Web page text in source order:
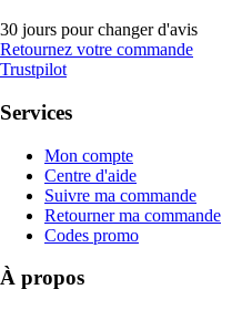
30 jours pour changer d'avis
Retournez votre commande
Trustpilot
Services
Mon compte
Centre d'aide
Suivre ma commande
Retourner ma commande
Codes promo
À propos